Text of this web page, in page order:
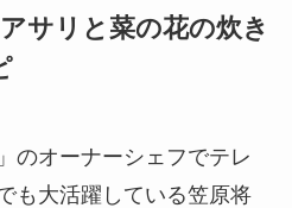
サリと菜の花の炊き
のオーナーシェフでテレ
も大活躍している笠原将